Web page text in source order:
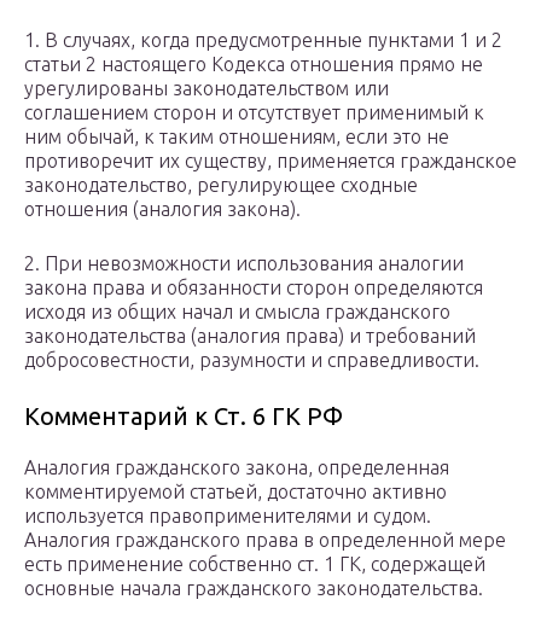
1. В случаях, когда предусмотренные пунктами 1 и 2
статьи 2 настоящего Кодекса отношения прямо не
урегулированы законодательством или
соглашением сторон и отсутствует применимый к
ним обычай, к таким отношениям, если это не
противоречит их существу, применяется гражданское
законодательство, регулирующее сходные
отношения (аналогия закона).
2. При невозможности использования аналогии
закона права и обязанности сторон определяются
исходя из общих начал и смысла гражданского
законодательства (аналогия права) и требований
добросовестности, разумности и справедливости.
Комментарий к Ст. 6 ГК РФ
Аналогия гражданского закона, определенная
комментируемой статьей, достаточно активно
используется правоприменителями и судом.
Аналогия гражданского права в определенной мере
есть применение собственно ст. 1 ГК, содержащей
основные начала гражданского законодательства.